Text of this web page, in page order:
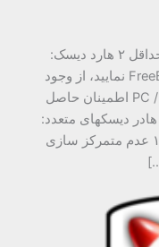
عملیات قبل از نصب: آماده سازی حداقل ۲ هارد دیسک:
لطفا قبل از اینکه اقدام به نصب FreeBSD نمایید، از وجود
حداقل ۲ هارد دیسک بر روی PC / Server اطمینان حاصل
هادر دیسکهای متعدد:
در این حالت ما با مواردی از جمله: ۱٫ عدم متمرکز سازی